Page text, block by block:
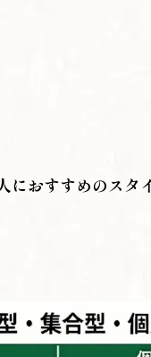
におすすめのスタ